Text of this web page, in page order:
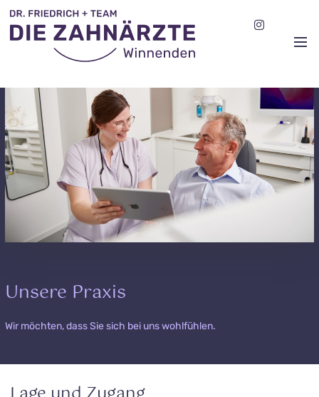
Unsere Praxis
Wir möchten, dass Sie sich bei uns wohlfühlen.